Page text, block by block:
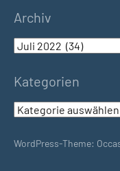
Archiv
Archiv
Kategorien
Kategorien
WordPress-Theme: